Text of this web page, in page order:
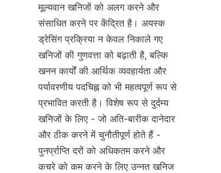
मूल्यवान खनिजों को अलग करने और
संसाधित करने पर केंद्रित है। अयस्क
ड्रेसिंग प्रक्रिया न केवल निकाले गए
खनिजों की गुणवत्ता को बढ़ाती है, बल्कि
खनन कार्यों की आर्थिक व्यवहार्यता और
पर्यावरणीय पदचिह्न को भी महत्वपूर्ण रूप से
प्रभावित करती है। विशेष रूप से दुर्दम्य
खनिजों के लिए - जो अति-बारीक दानेदार
और ठीक करने में चुनौतीपूर्ण होते हैं -
पुनर्प्राप्ति दरों को अधिकतम करने और
कचरे को कम करने के लिए उन्नत खनिज